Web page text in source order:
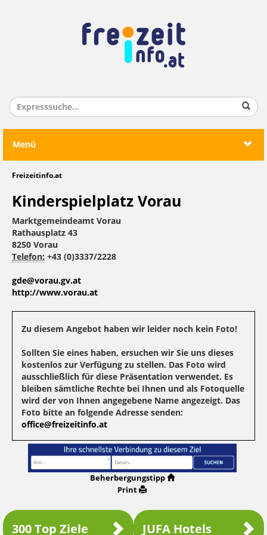
Menü
Freizeitinfo.at
Kinderspielplatz Vorau
Marktgemeindeamt Vorau
Rathausplatz 43
8250 Vorau
Telefon: +43 (0)3337/2228
gde@vorau.gv.at
http://www.vorau.at
Zu diesem Angebot haben wir leider noch kein Foto!
Sollten Sie eines haben, ersuchen wir Sie uns dieses
kostenlos zur Verfügung zu stellen. Das Foto wird
ausschließlich für diese Präsentation verwendet. Es
bleiben sämtliche Rechte bei Ihnen und als Fotoquelle
wird der von Ihnen angegebene Name angezeigt. Das
Foto bitte an folgende Adresse senden:
office@freizeitinfo.at
Beherbergungstipp
Print
300 Top Ziele JUFA Hotels